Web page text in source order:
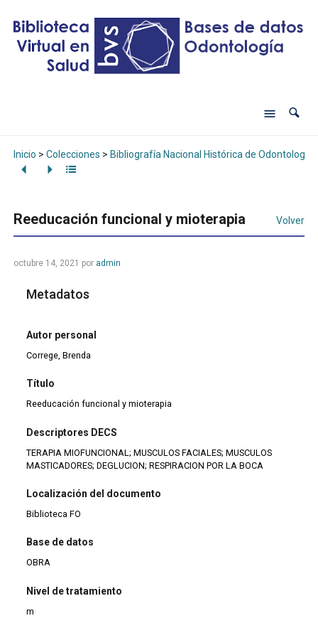
Inicio > Colecciones > Bibliografía Nacional Histórica de Odontología
Reeducación funcional y mioterapia Volver
octubre 14, 2021 por admin
Metadatos
Autor personal
Correge, Brenda
Título
Reeducación funcional y mioterapia
Descriptores DECS
TERAPIA MIOFUNCIONAL; MUSCULOS FACIALES; MUSCULOS
MASTICADORES; DEGLUCION; RESPIRACION POR LA BOCA
Localización del documento
Biblioteca FO
Base de datos
OBRA
Nivel de tratamiento
m